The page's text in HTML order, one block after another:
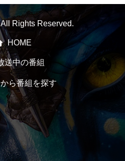
Rights Reserved.
HOME
送中の番組
ら番組を探す